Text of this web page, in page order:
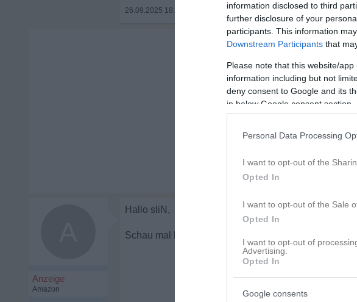
information disclosed to third
further disclosure of your
participants. This information
Downstream Participants that
Please note that this website/
information including but not
deny consent to Google and its
in below Google consent section.
Personal Data Processing
I want to opt-out of the
Opted In
I want to opt-out of the Sale
Opted In
I want to opt-out of
Advertising.
Opted In
Google consents
26.09.2025 18:33